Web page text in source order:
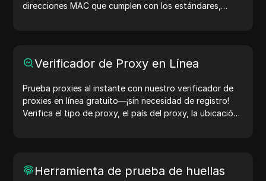
direcciones MAC que cumplen con los estándares,
Verificador de Proxy en Línea
Prueba proxies al instante con nuestro verificador de
proxies en línea gratuito—¡sin necesidad de registro!
Verifica el tipo de proxy, el país del proxy, la ubicación
Herramienta de prueba de huellas